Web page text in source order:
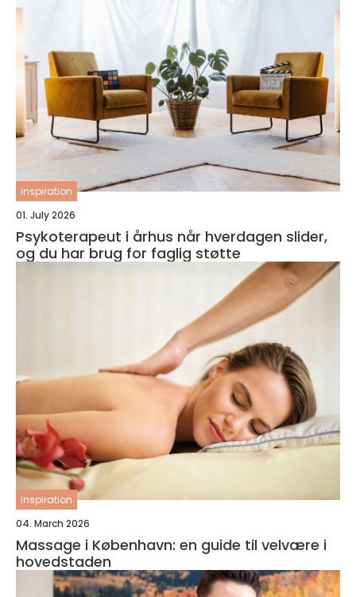
inspiration
01. July 2026
Psykoterapeut i århus når hverdagen slider,
og du har brug for faglig støtte
inspiration
04. March 2026
Massage i København: en guide til velvære i
hovedstaden